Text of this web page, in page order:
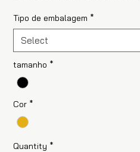
Tipo de embalagem *
Select
tamanho *
Cor *
Quantity *